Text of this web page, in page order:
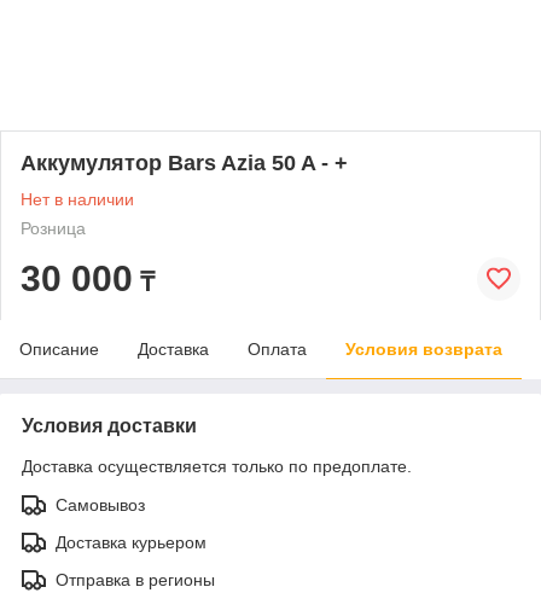
Аккумулятор Bars Azia 50 A - +
Нет в наличии
Розница
30 000 ₸
Описание Доставка Оплата Условия возврата
Условия доставки
Доставка осуществляется только по предоплате.
Самовывоз
Доставка курьером
Отправка в регионы